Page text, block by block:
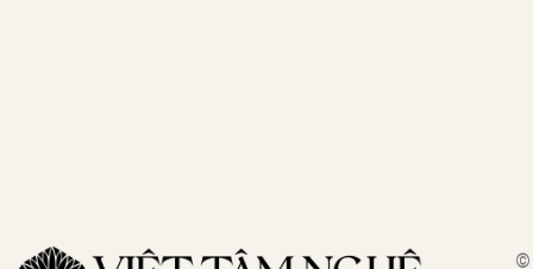
©